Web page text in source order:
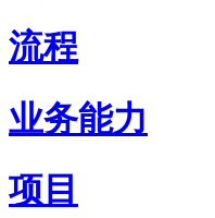
流程
业务能力
项目